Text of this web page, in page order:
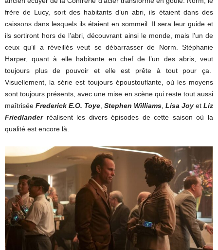
frère de Lucy, sort des habitants d’un abri, ils étaient dans des
caissons dans lesquels ils étaient en sommeil. Il sera leur guide et
ils sortiront hors de l’abri, découvrant ainsi le monde, mais l’un de
ceux qu’il a réveillés veut se débarrasser de Norm. Stéphanie
Harper, quant à elle habitante en chef de l’un des abris, veut
toujours plus de pouvoir et elle est prête à tout pour ça.
Visuellement, la série est toujours époustouflante, où les moyens
sont toujours présents, avec une mise en scène qui reste tout aussi
maîtrisée Frederick E.O. Toye, Stephen Williams, Lisa Joy et Liz
Friedlander réalisent les divers épisodes de cette saison où la
qualité est encore là.